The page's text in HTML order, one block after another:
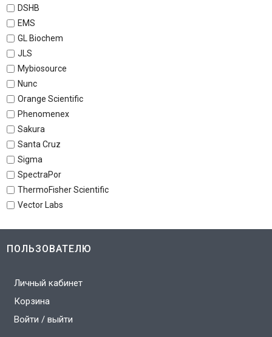
DSHB
EMS
GL Biochem
JLS
Mybiosource
Nunc
Orange Scientific
Phenomenex
Sakura
Santa Cruz
Sigma
SpectraPor
ThermoFisher Scientific
Vector Labs
ПОЛЬЗОВАТЕЛЮ
Личный кабинет
Корзина
Войти / выйти